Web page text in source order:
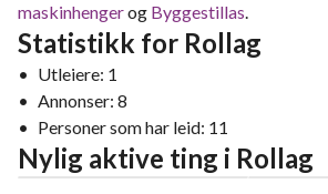
maskinhengerog Byggestillas.
Statistikk for Rollag
• Utleiere: 1
• Annonser: 8
• Personer som har leid: 11
Nylig aktive ting i Rollag